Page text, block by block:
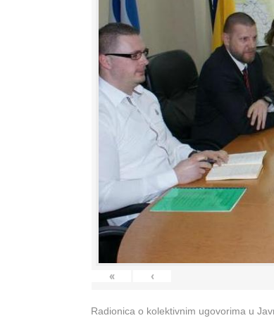
« ‹
Radionica o kolektivnim ugovorima u